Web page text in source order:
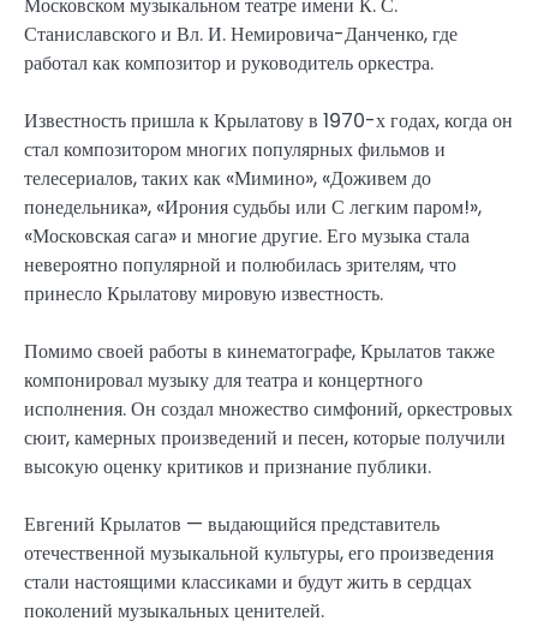
Станиславского и Вл. И. Немировича-Данченко, где
работал как композитор и руководитель оркестра.
Известность пришла к Крылатову в 1970-х годах, когда он
стал композитором многих популярных фильмов и
телесериалов, таких как «Мимино», «Доживем до
понедельника», «Ирония судьбы или С легким паром!»,
«Московская сага» и многие другие. Его музыка стала
невероятно популярной и полюбилась зрителям, что
принесло Крылатову мировую известность.
Помимо своей работы в кинематографе, Крылатов также
компонировал музыку для театра и концертного
исполнения. Он создал множество симфоний, оркестровых
сюит, камерных произведений и песен, которые получили
высокую оценку критиков и признание публики.
Евгений Крылатов — выдающийся представитель
отечественной музыкальной культуры, его произведения
стали настоящими классиками и будут жить в сердцах
поколений музыкальных ценителей.